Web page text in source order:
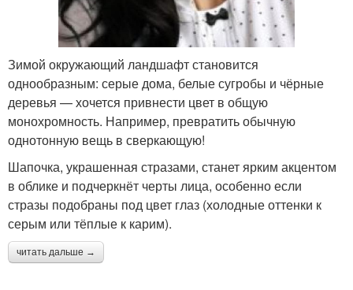
Зимой окружающий ландшафт становится
однообразным: серые дома, белые сугробы и чёрные
деревья — хочется привнести цвет в общую
монохромность. Например, превратить обычную
однотонную вещь в сверкающую!
Шапочка, украшенная стразами, станет ярким акцентом
в облике и подчеркнёт черты лица, особенно если
стразы подобраны под цвет глаз (холодные оттенки к
серым или тёплые к карим).
читать дальше →